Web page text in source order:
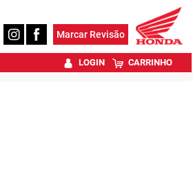
Marcar Revisão
LOGIN CARRINHO